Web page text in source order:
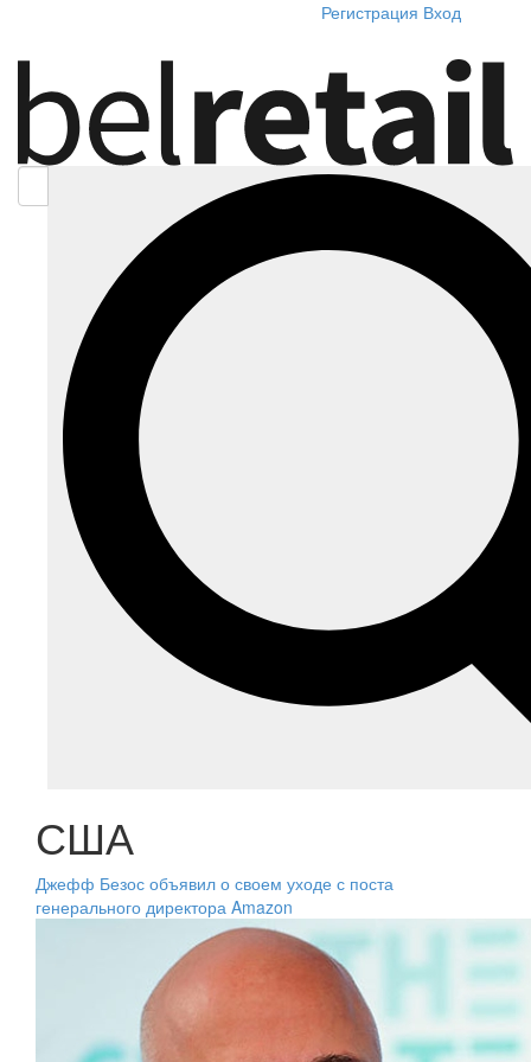
Регистрация Вход
США
Джефф Безос объявил о своем уходе с поста
генерального директора Amazon